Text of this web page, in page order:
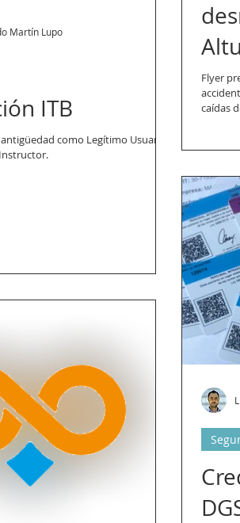
Flyer
caídas
ITB
como Legítimo Usuario,
Martín Lupo